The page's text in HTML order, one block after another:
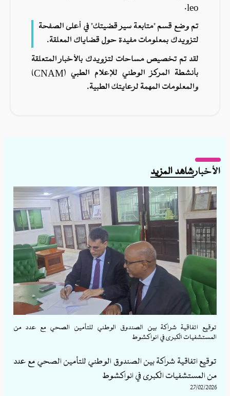
"متابعة سير قضيتك" في أعلى الصفحة
مفيدة حول قضاياك المعلقة.
مساحات لتزويدك بالأخبار المتعلقة
بأنشطة المركز الوطني للإعلام الطبي (CNAM)
المهمة لرعايتك الطبية.
بين الصندوق الوطني للتأمين الصحي مع عدد من
انواكشوط
بين الصندوق الوطني للتأمين الصحي مع عدد
في انواكشوط
إعلان التوقيع مع 6 مصحات بتاريخ 31 دجنبر 2025
31/12/2025